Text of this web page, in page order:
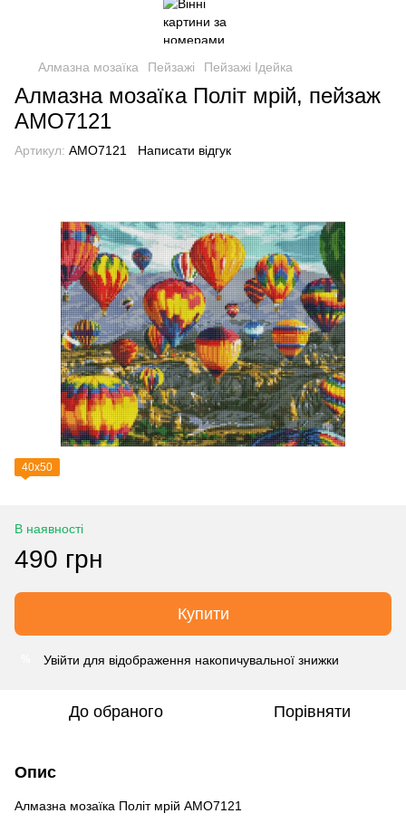
Алмазна мозаїка Пейзажі Пейзажі Ідейка
Алмазна мозаїка Політ мрій, пейзаж
AMO7121
Артикул: AMO7121 Написати відгук
40х50
В наявності
490 грн
Купити
Увійти для відображення накопичувальної знижки
До обраного Порівняти
Опис
Алмазна мозаїка Політ мрій AMO7121